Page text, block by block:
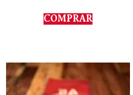
COMPRAR